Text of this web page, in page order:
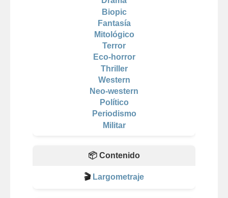
Biopic
Fantasía
Mitológico
Terror
Eco-horror
Thriller
Western
Neo-western
Político
Periodismo
Militar
📦 Contenido
🎬 Largometraje